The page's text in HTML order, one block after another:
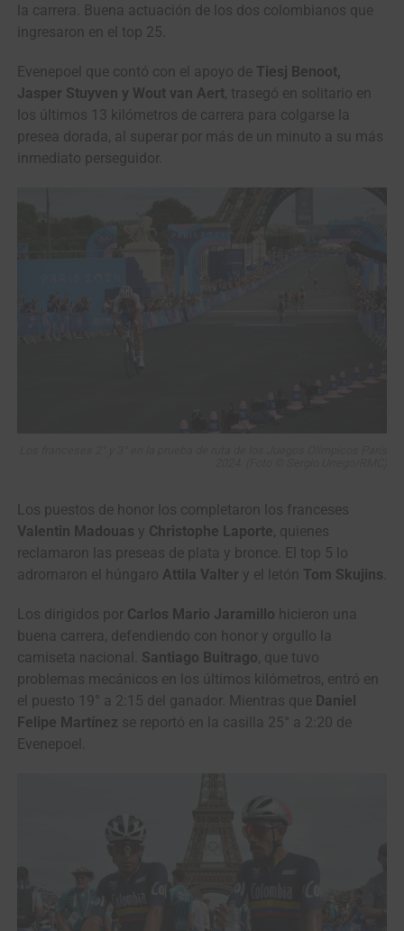
la carrera. Buena actuación de los dos colombianos que
ingresaron en el top 25.
Evenepoel que contó con el apoyo de Tiesj Benoot,
Jasper Stuyven y Wout van Aert, trasegó en solitario en
los últimos 13 kilómetros de carrera para colgarse la
presea dorada, al superar por más de un minuto a su más
inmediato perseguidor.
Los puestos de honor los completaron los franceses
Valentin Madouas y Christophe Laporte, quienes
reclamaron las preseas de plata y bronce. El top 5 lo
adrornaron el húngaro Attila Valter y el letón Tom Skujins
Los dirigidos por Carlos Mario Jaramillo hicieron una
buena carrera, defendiendo con honor y orgullo la
camiseta nacional. Santiago Buitrago, que tuvo
problemas mecánicos en los últimos kilómetros, entró en
el puesto 19° a 2:15 del ganador. Mientras que Daniel
Felipe Martínez se reportó en la casilla 25° a 2:20 de
Evenepoel.